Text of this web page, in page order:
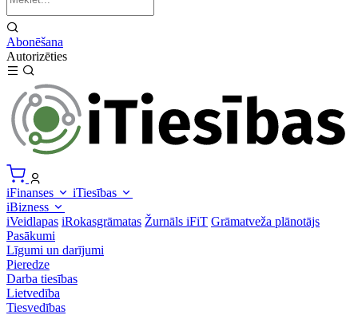
Abonēšana
Autorizēties
iFinanses
iTiesības
iBizness
iVeidlapas iRokasgrāmatas Žurnāls iFiT Grāmatveža plānotājs
Pasākumi
Līgumi un darījumi
Pieredze
Darba tiesības
Lietvedība
Tiesvedības